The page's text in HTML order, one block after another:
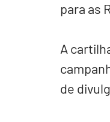
para as
A
de